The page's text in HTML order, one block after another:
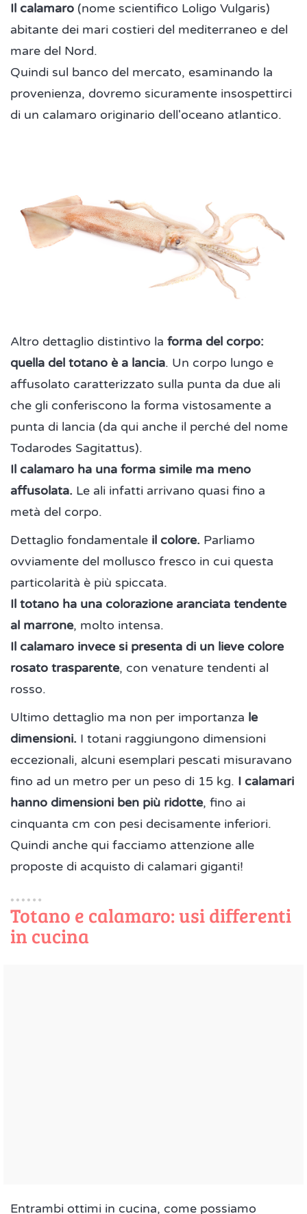
Il calamaro (nome scientifico Loligo Vulgaris)
abitante dei mari costieri del mediterraneo e del
mare del Nord.
Quindi sul banco del mercato, esaminando la
provenienza, dovremo sicuramente insospettirci
di un calamaro originario dell'oceano atlantico.
Altro dettaglio distintivo la forma del corpo:
quella del totano è a lancia. Un corpo lungo e
affusolato caratterizzato sulla punta da due ali
che gli conferiscono la forma vistosamente a
punta di lancia (da qui anche il perché del nome
Todarodes Sagitattus).
Il calamaro ha una forma simile ma meno
affusolata. Le ali infatti arrivano quasi fino a
metà del corpo.
Dettaglio fondamentale il colore. Parliamo
ovviamente del mollusco fresco in cui questa
particolarità è più spiccata.
Il totano ha una colorazione aranciata tendente
al marrone, molto intensa.
Il calamaro invece si presenta di un lieve colore
rosato trasparente, con venature tendenti al
rosso.
Ultimo dettaglio ma non per importanza le
dimensioni. I totani raggiungono dimensioni
eccezionali, alcuni esemplari pescati misuravano
fino ad un metro per un peso di 15 kg. I calamari
hanno dimensioni ben più ridotte, fino ai
cinquanta cm con pesi decisamente inferiori.
Quindi anche qui facciamo attenzione alle
proposte di acquisto di calamari giganti!
Totano e calamaro: usi differenti
in cucina
Entrambi ottimi in cucina, come possiamo